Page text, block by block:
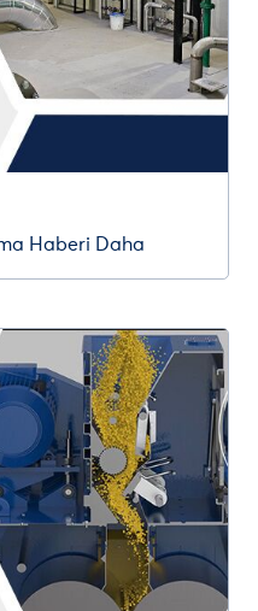
Haberi Daha